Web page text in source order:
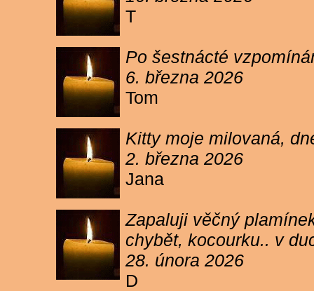
T
Po šestnácté
6. března 2026
Tom
Kitty moje milovaná,
2. března 2026
Jana
Zapaluji věčný
chybět, kocourku.. v
28. února 2026
D